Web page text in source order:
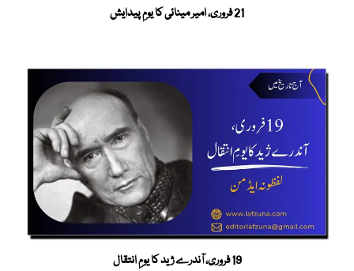
21 فروری، امیر مینائی کا یومِ پیدایش
19 فروری، آندرے ژید کا یومِ انتقال